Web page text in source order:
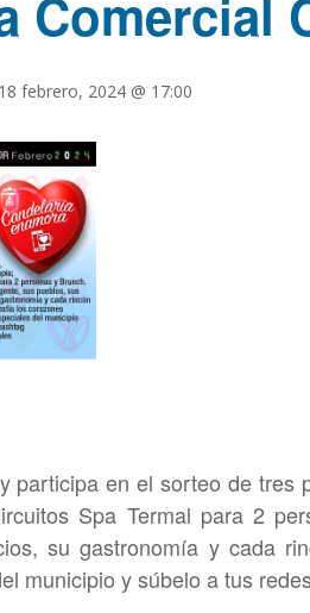
Comercial
18 febrero, 2024 @ 17:00
participa en el sorteo de tres
Spa Termal para 2
su gastronomía y cada
municipio y súbelo a tus